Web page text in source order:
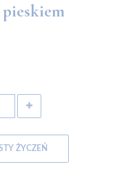
ŻYCZEŃ